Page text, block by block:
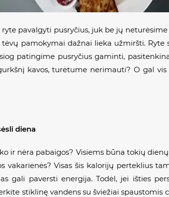
pavalgyti pusryčius, juk be jų neturėsime
pamokymai dažnai lieka užmiršti.
patingime pusryčius gaminti,
kavos, turėtume nerimauti? O gal
sli diena
ir nėra pabaigos? Visiems būna tokių
vakarienės? Visas šis kalorijų perteklius
gali paversti energija. Todėl, jei išties
stiklinę vandens su šviežiai